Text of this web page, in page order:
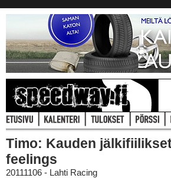
Timo: Kauden
feelings
20111106 - Lahti Racing